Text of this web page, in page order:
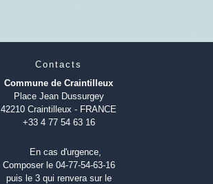
Contacts
Commune de Craintilleux
Place Jean Dussurgey
42210 Craintilleux - FRANCE
+33 4 77 54 63 16
En cas d'urgence,
Composer le 04-77-54-63-16
puis le 3 qui renvera sur le